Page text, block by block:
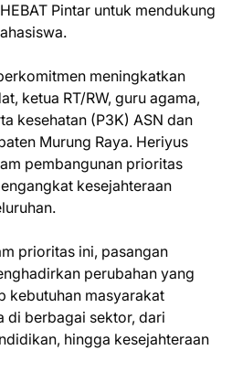
Pintar untuk mendukung
meningkatkan
ketua RT/RW, guru agama,
kesehatan (P3K) ASN dan
Murung Raya. Heriyus
pembangunan prioritas
kesejahteraan
prioritas ini, pasangan
perubahan yang
kebutuhan masyarakat
di berbagai sektor, dari
hingga kesejahteraan